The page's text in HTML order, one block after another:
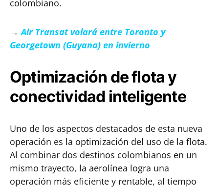
colombiano.
→Air Transat volará entre Toronto y
Georgetown (Guyana) en invierno
Optimización de flota y
conectividad inteligente
Uno de los aspectos destacados de esta nueva
operación es la optimización del uso de la flota.
Al combinar dos destinos colombianos en un
mismo trayecto, la aerolínea logra una
operación más eficiente y rentable, al tiempo